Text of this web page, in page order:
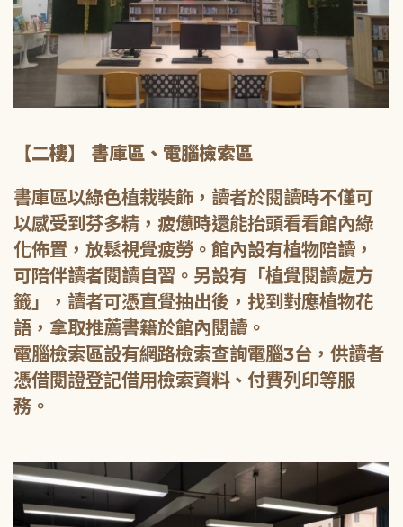
【二樓】 書庫區、電腦檢索區
書庫區以綠色植栽裝飾，讀者於閱讀時不僅可
以感受到芬多精，疲憊時還能抬頭看看館內綠
化佈置，放鬆視覺疲勞。館內設有植物陪讀，
可陪伴讀者閱讀自習。另設有「植覺閱讀處方
籤」，讀者可憑直覺抽出後，找到對應植物花
語，拿取推薦書籍於館內閱讀。
電腦檢索區設有網路檢索查詢電腦3台，供讀者
憑借閱證登記借用檢索資料、付費列印等服
務。